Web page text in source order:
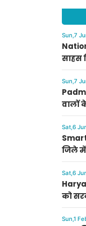
Sun,7
साहस
करें
Sun,7
वालों
Sat,6
जिले में
Sat,6
को
सीएम
Sun,1